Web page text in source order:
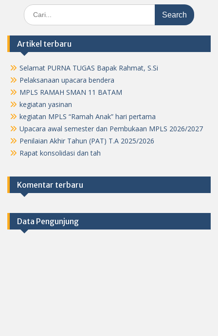
Search
for:
Artikel terbaru
Selamat PURNA TUGAS Bapak Rahmat, S.Si
Pelaksanaan upacara bendera
MPLS RAMAH SMAN 11 BATAM
kegiatan yasinan
kegiatan MPLS “Ramah Anak” hari pertama
Upacara awal semester dan Pembukaan MPLS 2026/2027
Penilaian Akhir Tahun (PAT) T.A 2025/2026
Rapat konsolidasi dan tah
Komentar terbaru
Data Pengunjung